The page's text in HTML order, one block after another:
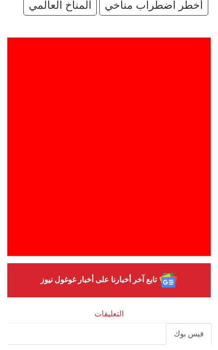
أخطر اضطراب مناخي المناخ العالمي
تابع آخر أخبارنا على أخبار غوغول نيوز
التعليقات
فيس بوك